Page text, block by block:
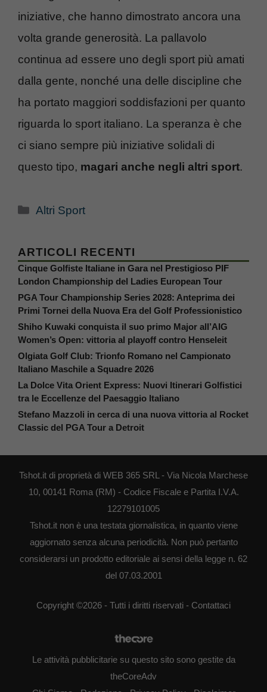
iniziative, che hanno dimostrato ancora una
volta grande generosità. La pallavolo
continua ad essere uno degli sport più amati
dalla gente, nonché una delle discipline che
ha portato maggiori soddisfazioni per quanto
riguarda lo sport italiano. La speranza è che
ci siano sempre più iniziative solidali di
questo tipo, magari anche negli altri sport.
Categorie
Altri Sport
ARTICOLI RECENTI
Cinque Golfiste Italiane in Gara nel Prestigioso PIF
London Championship del Ladies European Tour
PGA Tour Championship Series 2028: Anteprima dei
Primi Tornei della Nuova Era del Golf Professionistico
Shiho Kuwaki conquista il suo primo Major all’AIG
Women’s Open: vittoria al playoff contro Henseleit
Olgiata Golf Club: Trionfo Romano nel Campionato
Italiano Maschile a Squadre 2026
La Dolce Vita Orient Express: Nuovi Itinerari Golfistici
tra le Eccellenze del Paesaggio Italiano
Stefano Mazzoli in cerca di una nuova vittoria al Rocket
Classic del PGA Tour a Detroit
Tshot.it di proprietà di WEB 365 SRL - Via Nicola Marchese
10, 00141 Roma (RM) - Codice Fiscale e Partita I.V.A.
12279101005
Tshot.it non è una testata giornalistica, in quanto viene
aggiornato senza alcuna periodicità. Non può pertanto
considerarsi un prodotto editoriale ai sensi della legge n. 62
del 07.03.2001
Copyright ©2026 - Tutti i diritti riservati - Contattaci
Le attività pubblicitarie su questo sito sono gestite da
theCoreAdv